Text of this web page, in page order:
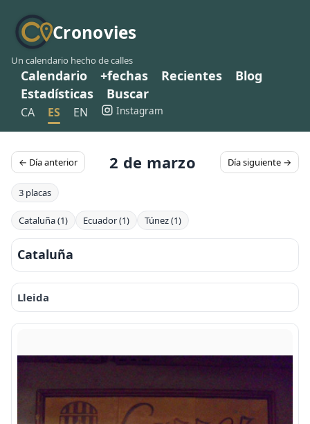
Cronovies
Un calendario hecho de calles
Calendario +fechas Recientes
Blog
Estadísticas
Buscar
CA ES EN Instagram
← Día anterior 2 de marzo Día siguiente →
3 placas
Cataluña (1) Ecuador (1) Túnez (1)
Cataluña
Lleida